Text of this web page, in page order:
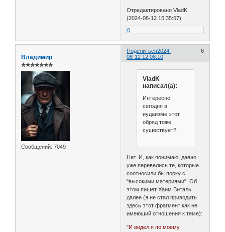
Отредактировано VladK
(2024-08-12 15:35:57)
0
Поделиться 6
2024-
08-12 12:08:10
Владимир
✯✯✯✯✯✯✯
Сообщений: 7049
VladK
написал(а):
Интересно
сегодня в
иудаизме этот
обряд тоже
существует?
Нет. И, как понимаю, давно
уже перевелись те, которые
соотносили бы порку с
"высокими материями". Об
этом пишет Хаим Виталь
далее (я не стал приводить
здесь этот фрагмент как не
имеющий отношения к теме):
"И видел я по моему